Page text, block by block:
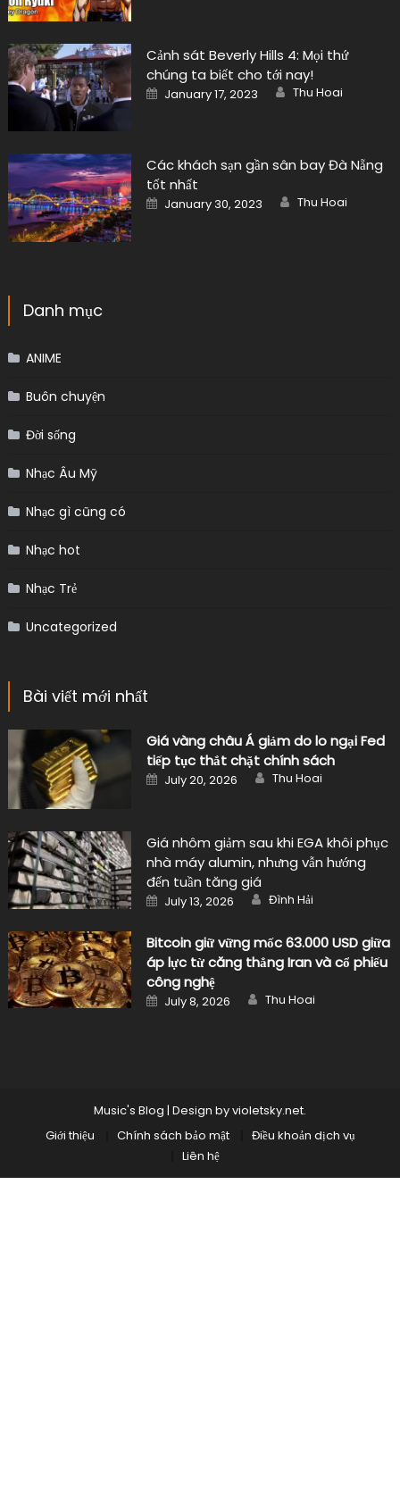
Cảnh sát Beverly Hills 4: Mọi thứ
chúng ta biết cho tới nay!
Posted
on
January 17, 2023 Author
Thu Hoai
Các khách sạn gần sân bay Đà Nẵng
tốt nhất
Posted
on
January 30, 2023 Author
Thu Hoai
Danh mục
ANIME
Buôn chuyện
Đời sống
Nhạc Âu Mỹ
Nhạc gì cũng có
Nhạc hot
Nhạc Trẻ
Uncategorized
Bài viết mới nhất
Giá vàng châu Á giảm do lo ngại Fed
tiếp tục thắt chặt chính sách
Posted
on
July 20, 2026 Author
Thu Hoai
Giá nhôm giảm sau khi EGA khôi phục
nhà máy alumin, nhưng vẫn hướng
đến tuần tăng giá
Posted
on
July 13, 2026 Author
Đình Hải
Bitcoin giữ vững mốc 63.000 USD giữa
áp lực từ căng thẳng Iran và cổ phiếu
công nghệ
Posted
on
July 8, 2026 Author
Thu Hoai
Music's Blog | Design byvioletsky.net.
Giới thiệu
Chính sách bảo mật
Điều khoản dịch vụ
Liên hệ